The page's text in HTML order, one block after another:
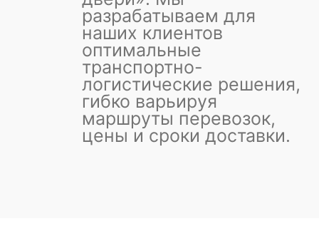
разрабатываем для
наших клиентов
оптимальные
транспортно-
логистические решения,
гибко варьируя
маршруты перевозок,
цены и сроки доставки.